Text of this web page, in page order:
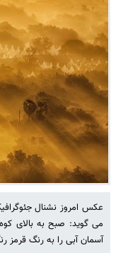
عکس امروز نشنال
می گوید: صبح به بالای
آسمان آبی را به رنگ